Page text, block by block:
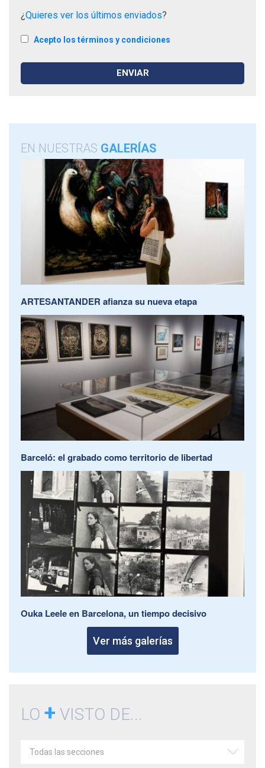
¿Quieres ver los últimos enviados?
Acepto los términos y condiciones
EN NUESTRAS GALERÍAS
ARTESANTANDER afianza su nueva etapa
Barceló: el grabado como territorio de libertad
Ouka Leele en Barcelona, un tiempo decisivo
Ver más galerías
LO + VISTO DE...
Todas las secciones